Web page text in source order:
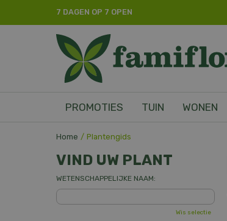
Home Plantengids
7 DAGEN OP 7 OPEN
PROMOTIES TUIN WONEN
VIND UW PLANT
WETENSCHAPPELIJKE NAAM:
Wis selectie